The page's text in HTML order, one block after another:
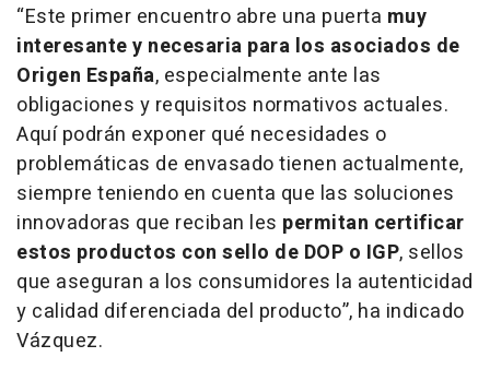
“Este primer encuentro abre una puerta muy
interesante y necesaria para los asociados de
Origen España, especialmente ante las
obligaciones y requisitos normativos actuales.
Aquí podrán exponer qué necesidades o
problemáticas de envasado tienen actualmente,
siempre teniendo en cuenta que las soluciones
innovadoras que reciban les permitan certificar
estos productos con sello de DOP o IGP, sellos
que aseguran a los consumidores la autenticidad
y calidad diferenciada del producto”, ha indicado
Vázquez.